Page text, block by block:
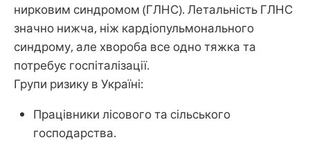
нирковим синдромом (ГЛНС). Летальність ГЛНС
значно нижча, ніж кардіопульмонального
синдрому, але хвороба все одно тяжка та
потребує госпіталізації.
Групи ризику в Україні:
Працівники лісового та сільського
господарства.